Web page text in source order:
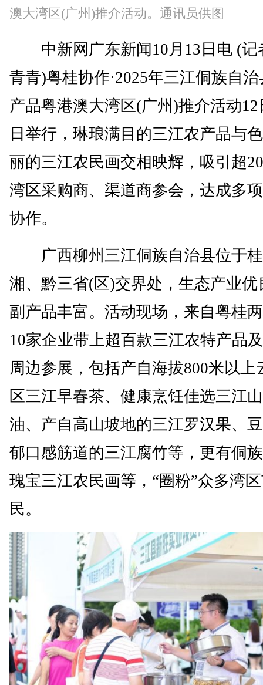
澳大湾区(广州)推介活动。通讯员供图
中新网广东新闻10月13日电 (记
青青)粤桂协作·2025年三江侗族自
产品粤港澳大湾区(广州)推介活动12
日举行，琳琅满目的三江农产品与
丽的三江农民画交相映辉，吸引超
湾区采购商、渠道商参会，达成多
协作。
广西柳州三江侗族自治县位于
湘、黔三省(区)交界处，生态产业优
副产品丰富。活动现场，来自粤桂
10家企业带上超百款三江农特产品
周边参展，包括产自海拔800米以上
区三江早春茶、健康烹饪佳选三江
油、产自高山坡地的三江罗汉果、
郁口感筋道的三江腐竹等，更有侗
瑰宝三江农民画等，“圈粉”众多湾
民。